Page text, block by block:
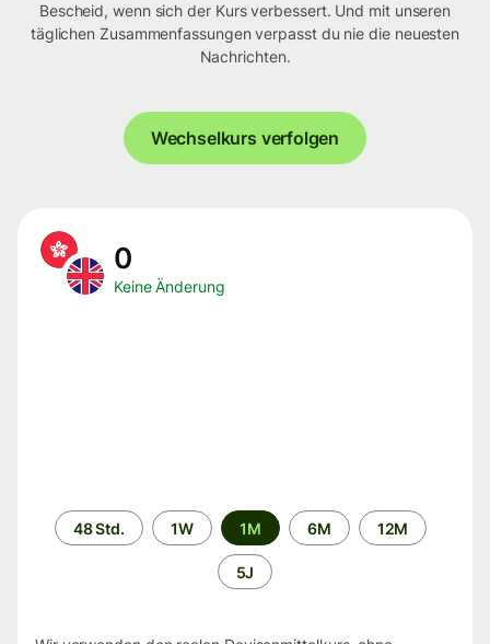
Bescheid, wenn sich der Kurs verbessert. Und mit unseren
täglichen Zusammenfassungen verpasst du nie die neuesten
Nachrichten.
Wechselkurs verfolgen
0
Keine Änderung
Zeitraum
48 Std. 1W 1M 6M 12M
5J